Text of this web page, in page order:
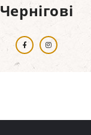
Чернігові